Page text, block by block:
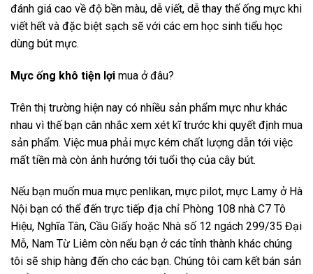
đánh giá cao về độ bền màu, dễ viết, dễ thay thế ống mực khi
viết hết và đặc biệt sạch sẽ với các em học sinh tiểu học
dùng bút mực.
Mực ống khô tiện lợi mua ở đâu?
Trên thị trường hiện nay có nhiều sản phẩm mực như khác
nhau vì thế bạn cân nhắc xem xét kĩ trước khi quyết định mua
sản phẩm. Việc mua phải mực kém chất lượng dẫn tới việc
mất tiền mà còn ảnh hưởng tới tuổi thọ của cây bút.
Nếu bạn muốn mua mực penlikan, mực pilot, mực Lamy ở Hà
Nội bạn có thể đến trực tiếp địa chỉ Phòng 108 nhà C7 Tô
Hiệu, Nghĩa Tân, Cầu Giấy hoặc Nhà số 12 ngách 299/35 Đại
Mỗ, Nam Từ Liêm còn nếu bạn ở các tỉnh thành khác chúng
tôi sẽ ship hàng đến cho các bạn. Chúng tôi cam kết bán sản